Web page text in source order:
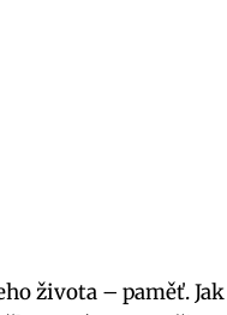
života – paměť.